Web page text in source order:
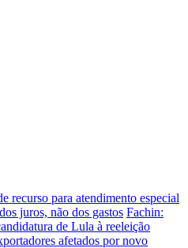
recurso para atendimento especial
juros, não dos gastos Fachin:
de Lula à reeleição
afetados por novo